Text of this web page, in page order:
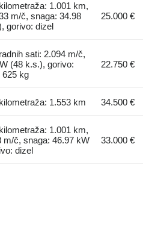
1.001 km,
m/č, snaga: 34.98
gorivo: dizel
25.000 €
sati: 2.094 m/č,
(48 k.s.), gorivo:
625 kg
22.750 €
1.553 km 34.500 €
1.001 km,
m/č, snaga: 46.97 kW
dizel
33.000 €